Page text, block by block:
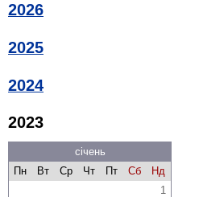
2026
2025
2024
2023
січень
Пн
Вт Ср Чт Пт Сб
Нд
1